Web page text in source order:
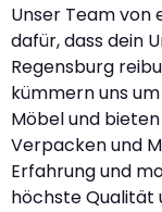
Unser Team
dafür, dass dein
Regensburg
kümmern uns
Möbel und
Verpacken und
Erfahrung und
höchste Qualität